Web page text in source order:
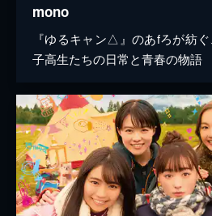
mono
『ゆるキャン△』のあfろが紡
子高生たちの日常と青春の物語